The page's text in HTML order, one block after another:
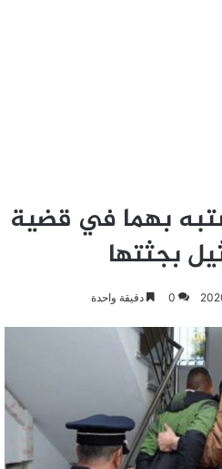
بهما في قضية
بجثتها
0 دقيقة واحدة